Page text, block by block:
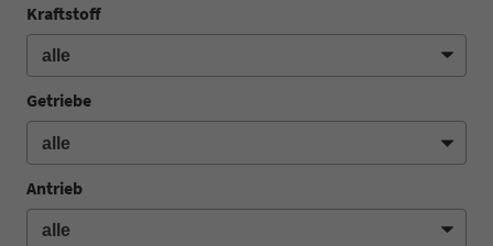
Kraftstoff
Getriebe
Antrieb